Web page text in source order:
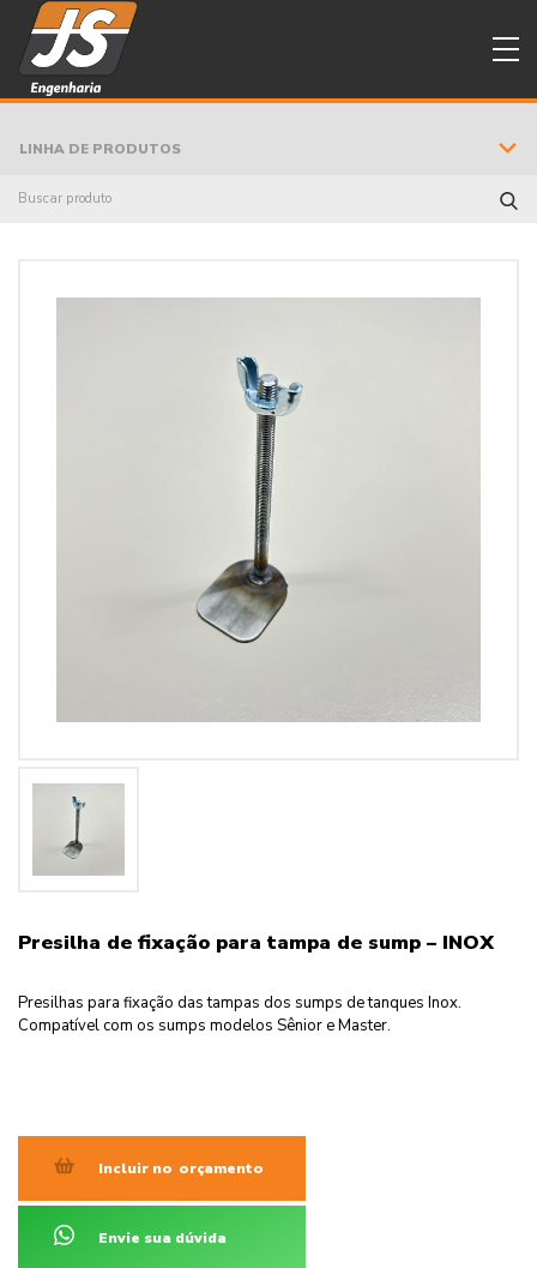
LINHA DE PRODUTOS
Presilha de fixação para tampa de sump – INOX
Presilhas para fixação das tampas dos sumps de tanques Inox.
Compatível com os sumps modelos Sênior e Master.
Incluir no orçamento
Envie sua dúvida